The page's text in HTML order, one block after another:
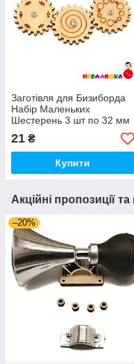
Заготівля для Бизиборда
Набір Маленьких
Шестерень 3 шт по 32 мм
Дерев'яні Бульки
Дерев'яні Шестерінки
21 ₴
Купити
Акційні пропозиції
–20%